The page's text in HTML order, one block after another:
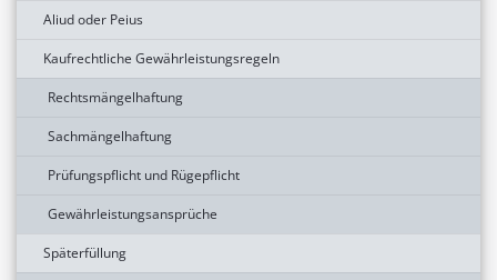
Aliud oder Peius
Kaufrechtliche Gewährleistungsregeln
Rechtsmängelhaftung
Sachmängelhaftung
Prüfungspflicht und Rügepflicht
Gewährleistungsansprüche
Späterfüllung